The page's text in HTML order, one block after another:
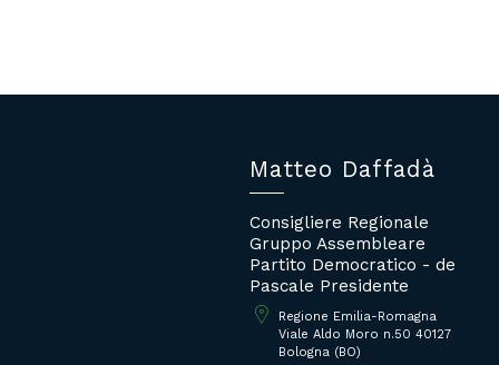
Matteo Daffadà
Consigliere Regionale
Gruppo Assembleare
Partito Democratico - de
Pascale Presidente
Regione Emilia-Romagna
Viale Aldo Moro n.50 40127
Bologna (BO)